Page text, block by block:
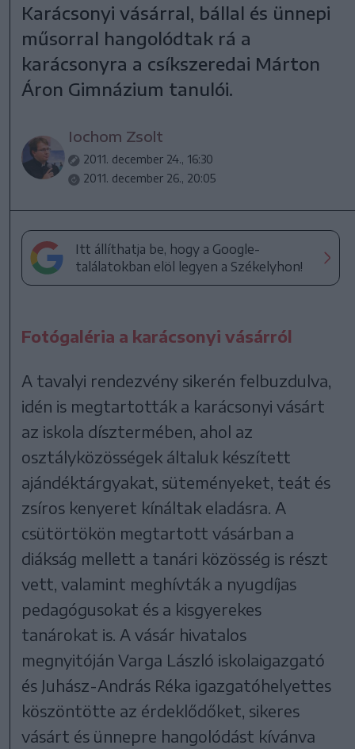
Karácsonyi vásárral, bállal és ünnepi
műsorral hangolódtak rá a
karácsonyra a csíkszeredai Márton
Áron Gimnázium tanulói.
Iochom Zsolt
2011. december 24., 16:30
2011. december 26., 20:05
Itt állíthatja be, hogy a Google-
találatokban elöl legyen a Székelyhon!
Fotógaléria a karácsonyi vásárról
A tavalyi rendezvény sikerén felbuzdulva,
idén is megtartották a karácsonyi vásárt
az iskola dísztermében, ahol az
osztályközösségek általuk készített
ajándéktárgyakat, süteményeket, teát és
zsíros kenyeret kínáltak eladásra. A
csütörtökön megtartott vásárban a
diákság mellett a tanári közösség is részt
vett, valamint meghívták a nyugdíjas
pedagógusokat és a kisgyerekes
tanárokat is. A vásár hivatalos
megnyitóján Varga László iskolaigazgató
és Juhász-András Réka igazgatóhelyettes
köszöntötte az érdeklődőket, sikeres
vásárt és ünnepre hangolódást kívánva